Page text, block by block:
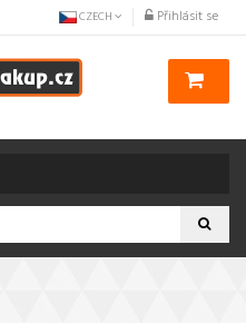
Přihlásit se
CZECH